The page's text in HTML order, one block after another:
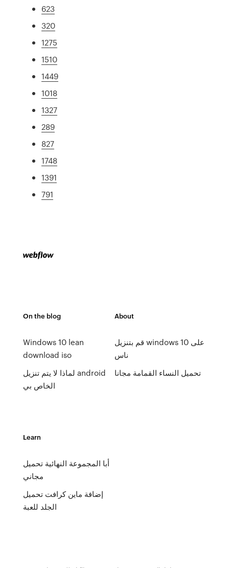
623
320
1275
1510
1449
1018
1327
289
827
1748
1391
791
On the blog
Windows 10 lean
download iso
لماذا لا يتم تنزيل android
الخاص بي
About
قم بتنزيل windows 10 على
ناس
تحميل النساء القمامة مجانا
Learn
أبا المجموعة النهائية تحميل
مجاني
إضافة ماين كرافت تحميل
الجلد للعبة